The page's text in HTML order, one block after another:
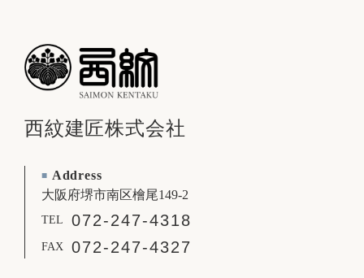
西紋建匠株式会社
■ Address
大阪府堺市南区檜尾149-2
TEL 072-247-4318
FAX 072-247-4327